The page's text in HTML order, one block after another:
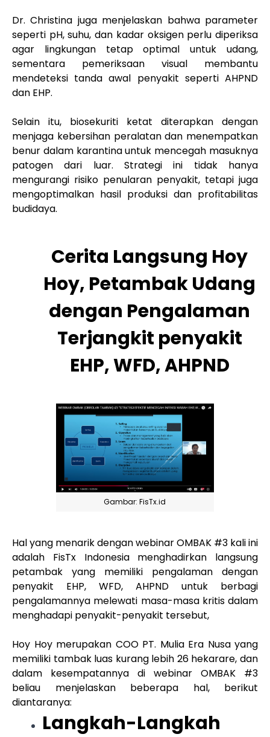
Dr. Christina juga menjelaskan bahwa parameter
seperti pH, suhu, dan kadar oksigen perlu diperiksa
agar lingkungan tetap optimal untuk udang,
sementara pemeriksaan visual membantu
mendeteksi tanda awal penyakit seperti AHPND
dan EHP.
Selain itu, biosekuriti ketat diterapkan dengan
menjaga kebersihan peralatan dan menempatkan
benur dalam karantina untuk mencegah masuknya
patogen dari luar. Strategi ini tidak hanya
mengurangi risiko penularan penyakit, tetapi juga
mengoptimalkan hasil produksi dan profitabilitas
budidaya.
Cerita Langsung Hoy
Hoy, Petambak Udang
dengan Pengalaman
Terjangkit penyakit
EHP, WFD, AHPND
Gambar: FisTx.id
Hal yang menarik dengan webinar OMBAK #3 kali ini
adalah FisTx Indonesia menghadirkan langsung
petambak yang memiliki pengalaman dengan
penyakit EHP, WFD, AHPND untuk berbagi
pengalamannya melewati masa-masa kritis dalam
menghadapi penyakit-penyakit tersebut,
Hoy Hoy merupakan COO PT. Mulia Era Nusa yang
memiliki tambak luas kurang lebih 26 hekarare, dan
dalam kesempatannya di webinar OMBAK #3
beliau menjelaskan beberapa hal, berikut
diantaranya:
Langkah-Langkah